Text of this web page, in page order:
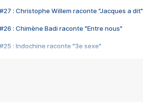
#27 : Christophe Willem raconte "Jacques a dit"
#26 : Chimène Badi raconte "Entre nous"
#25 : Indochine raconte "3e sexe"